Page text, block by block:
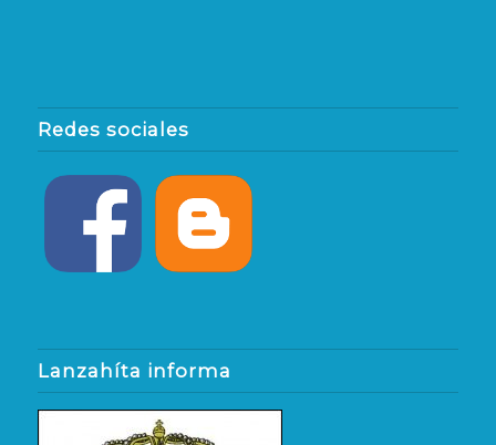
Redes sociales
Lanzahíta informa